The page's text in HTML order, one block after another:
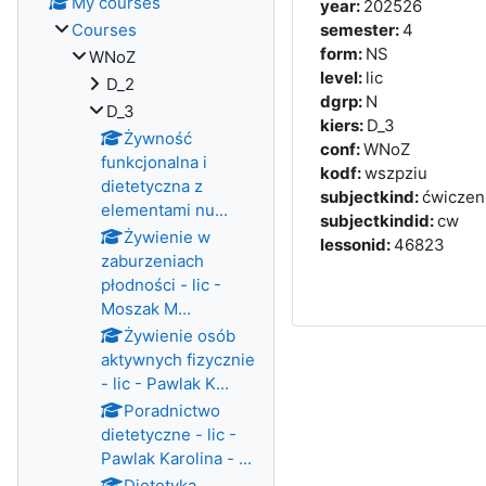
year: 202526
semester:4
form: NS
level: lic
dgrp: N
kiers: D_3
conf:WNoZ
kodf:wszpziu
subjectkind:
subjectkindid:cw
lessonid:46823
Courses
WNoZ
D_2
D_3
Żywność
funkcjonalna i
dietetyczna z
elementami nu...
Żywienie w
zaburzeniach
płodności - lic -
Moszak M...
Żywienie osób
aktywnych fizycznie
- lic - Pawlak K...
Poradnictwo
dietetyczne - lic -
Pawlak Karolina - ...